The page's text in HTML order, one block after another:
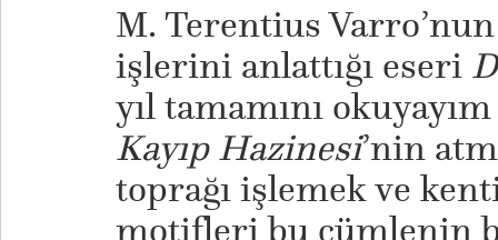
M. Terentius
işlerini anlattığı eseri
yıl tamamını
Kayıp Hazinesi’nin
toprağı işlemek ve
motifleri bu cümlenin